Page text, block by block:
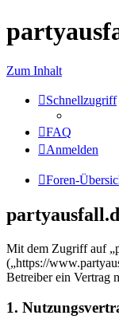
Zum Inhalt
Schnellzugriff
FAQ
Anmelden
Foren-
Mit dem Zugriff auf
(„https://
Betreiber ein Vertrag
1.